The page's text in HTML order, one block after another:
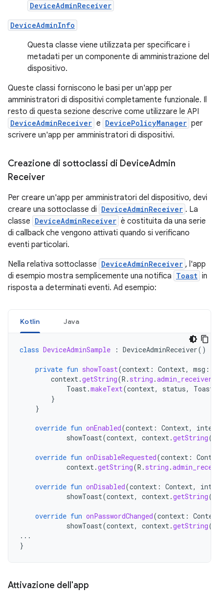
DeviceAdminReceiver
DeviceAdminInfo
Questa classe viene utilizzata per specificare i
metadati per un componente di amministrazione del
dispositivo.
Queste classi forniscono le basi per un'app per
amministratori di dispositivi completamente funzionale. Il
resto di questa sezione descrive come utilizzare le API
DeviceAdminReceiver e DevicePolicyManager per
scrivere un'app per amministratori di dispositivi.
Creazione di sottoclassi di DeviceAdmin
Receiver
Per creare un'app per amministratori del dispositivo, devi
creare una sottoclasse di DeviceAdminReceiver . La
classe DeviceAdminReceiver è costituita da una serie
di callback che vengono attivati quando si verificano
eventi particolari.
Nella relativa sottoclasse DeviceAdminReceiver , l'app
di esempio mostra semplicemente una notifica Toast in
risposta a determinati eventi. Ad esempio:
Kotlin Java
class DeviceAdminSample : DeviceAdminReceiver()
private fun showToast(context : Context, msg :
context.getString(R . string .
Toast.makeText(context, status, Toast
}
}
override fun onEnabled(context : Context,
showToast(context, context.getString(
override fun onDisableRequested(context :
context.getString(R . string .
override fun onDisabled(context : Context,
showToast(context, context.getString(
override fun onPasswordChanged(context :
showToast(context, context.getString(
...
}
Attivazione dell'app